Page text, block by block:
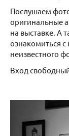
Послушаем
оригинальные
на выставке. А
ознакомиться
неизвестного
Вход